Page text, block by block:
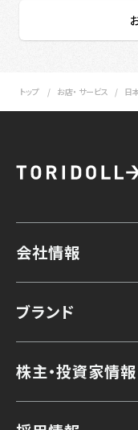
トップ お店・ サービス 日
会社情報
ブランド
株主・投資家情報